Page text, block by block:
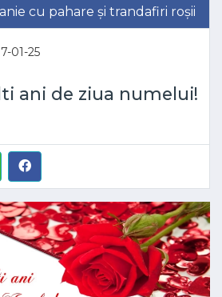
cu pahare și trandafiri roșii
01-25
ani de ziua numelui!